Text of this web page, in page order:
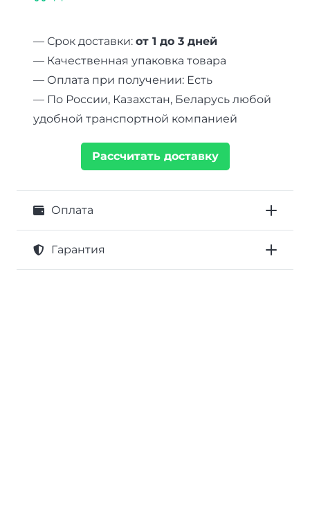
— Срок доставки: от 1 до 3 дней
— Качественная упаковка товара
— Оплата при получении: Есть
— По России, Казахстан, Беларусь любой
удобной транспортной компанией
Рассчитать доставку
Оплата
Гарантия